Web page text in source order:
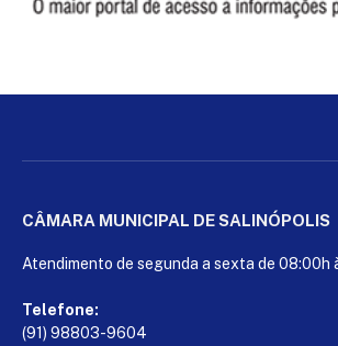
CÂMARA MUNICIPAL DE SALINÓPOLIS
Atendimento de segunda a sexta de 08:00h
Telefone:
(91) 98803-9604